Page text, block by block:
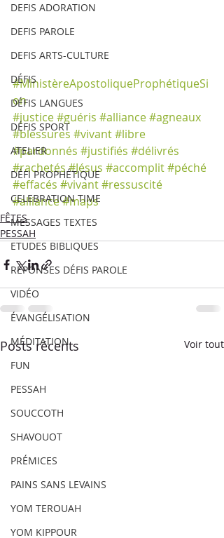
DEFIS ADORATION
DEFIS PAROLE
DEFIS ARTS-CULTURE
DÉFIS
DÉFIS LANGUES
DÉFIS SPORT
ATELIER
DÉFI PROPHÉTIQUE
CELEBRATION TIME
MESSAGES TEXTES
ETUDES BIBLIQUES
RÉPONSES DÉFIS PAROLE
VIDÉO
ÉVANGÉLISATION
MÉDITATION
FUN
PESSAH
SOUCCOTH
SHAVOUOT
PRÉMICES
PAINS SANS LEVAINS
YOM TEROUAH
YOM KIPPOUR
#MinistèreApostoliqueProphétiqueSi
on
#justice#guéris #alliance#agneaux
#blessures #vivant#libre
#pardonnés #justifiés #délivrés
#rachetés #Jésus #accomplit#péché
#effacés #vivant#ressuscité
#alliance#maps
FÊTES
PESSAH
Posts récents Voir tout